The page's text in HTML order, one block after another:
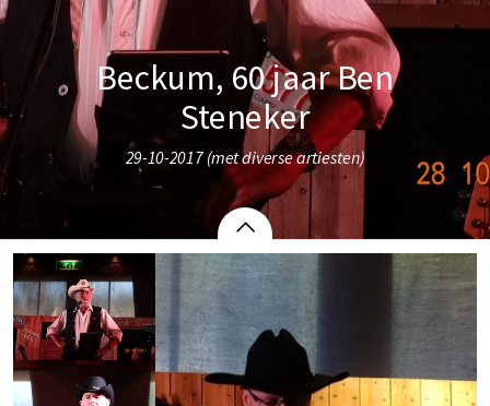
Beckum, 60 jaar Ben
Steneker
29-10-2017 (met diverse artiesten)